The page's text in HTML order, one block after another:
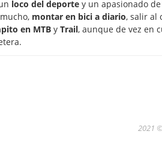
loco del deporte y un apasionado
montar en bici a diario, salir al
en MTB y Trail, aunque de vez en
2021